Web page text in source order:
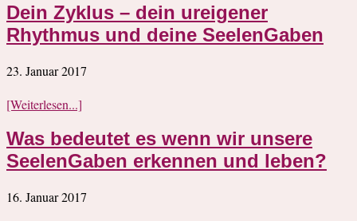
Dein Zyklus – dein ureigener
Rhythmus und deine SeelenGaben
23. Januar 2017
[Weiterlesen...]
Was bedeutet es wenn wir unsere
SeelenGaben erkennen und leben?
16. Januar 2017